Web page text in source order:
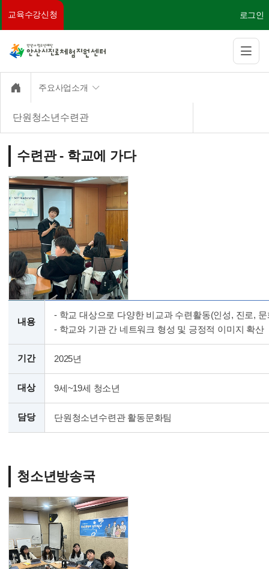
교육수강신청 로그인
주요사업소개
단원청소년수련관
수련관 - 학교에 가다
내용
- 학교 대상으로 다양한 비교과 수련활동(인성, 진로,
- 학교와 기관 간 네트워크 형성 및 긍정적 이미지 확산
기간 2025년
대상 9세~19세 청소년
담당 단원청소년수련관 활동문화팀
청소년방송국